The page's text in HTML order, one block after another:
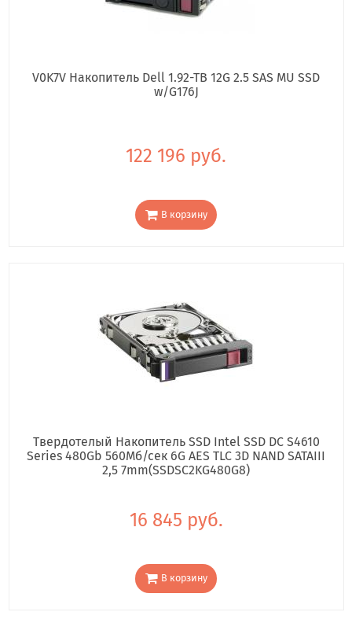
V0K7V Накопитель Dell 1.92-TB 12G 2.5 SAS MU SSD
w/G176J
122 196 руб.
В корзину
Твердотелый Накопитель SSD Intel SSD DC S4610
Series 480Gb 560Мб/сек 6G AES TLC 3D NAND SATAIII
2,5 7mm(SSDSC2KG480G8)
16 845 руб.
В корзину